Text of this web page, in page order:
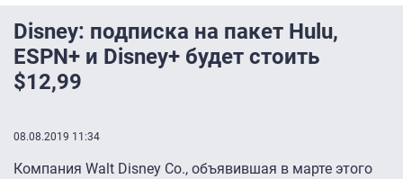
Disney: подписка на пакет Hulu,
ESPN+ и Disney+ будет стоить
$12,99
08.08.2019 11:34
Компания Walt Disney Co., объявившая в марте этого